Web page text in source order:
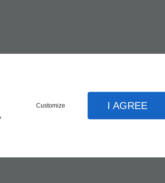
Customize I AGREE